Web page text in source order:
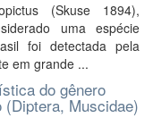
(Skuse 1894),
uma espécie
foi detectada pela
em grande ...
do gênero
Muscidae)